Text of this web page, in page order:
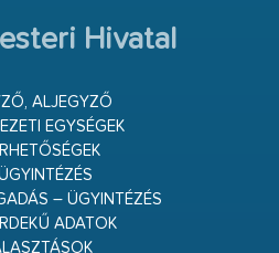
Hivatal
ALJEGYZŐ
EGYSÉGEK
– ÜGYINTÉZÉS
ADATOK